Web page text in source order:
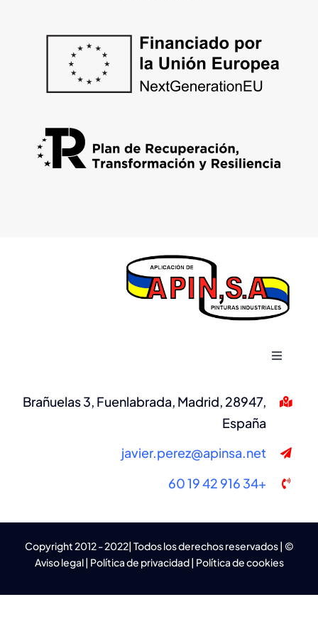
Toggle
Inicio
Servicios
Brañuelas 3, Fuenlabrada, Madrid, 28947,
España
javier.perez@apinsa.net
Aviso legal|Política de privacidad|Política de cookies